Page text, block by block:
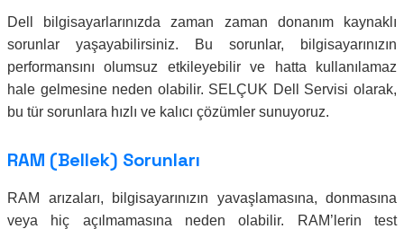
Dell bilgisayarlarınızda zaman zaman donanım kaynaklı
sorunlar yaşayabilirsiniz. Bu sorunlar, bilgisayarınızın
performansını olumsuz etkileyebilir ve hatta kullanılamaz
hale gelmesine neden olabilir. SELÇUK Dell Servisi olarak,
bu tür sorunlara hızlı ve kalıcı çözümler sunuyoruz.
RAM (Bellek) Sorunları
RAM arızaları, bilgisayarınızın yavaşlamasına, donmasına
veya hiç açılmamasına neden olabilir. RAM’lerin test